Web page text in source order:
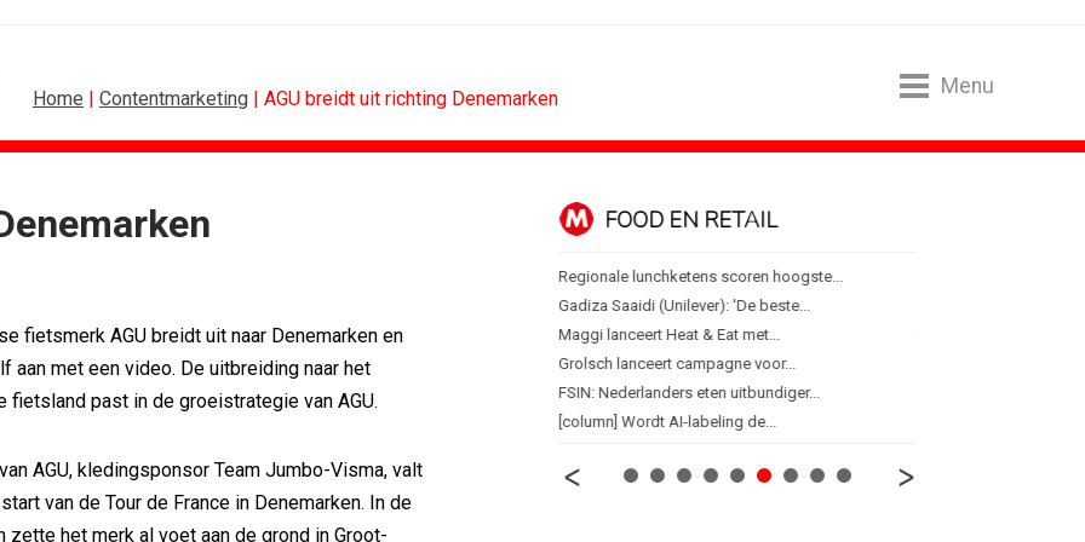
Home | Contentmarketing | AGU breidt uit richting Denemarken
Menu
fietsmerk AGU breidt uit naar Denemarken en
aan met een video. De uitbreiding naar het
fietsland past in de groeistrategie van AGU.
AGU, kledingsponsor Team Jumbo-Visma, valt
van de Tour de France in Denemarken. In de
zette het merk al voet aan de grond in Groot-
winnen...
Content...
met...
Blond Amsterdam ontwerpt...
Porsche kiest emotie boven features
KNVB toont Oranje-portretten in hart...
FOOD EN RETAIL
Regionale lunchketens scoren hoogste...
Gadiza Saaidi (Unilever): 'De beste...
Maggi lanceert Heat & Eat met...
Grolsch lanceert campagne voor...
FSIN: Nederlanders eten uitbundiger...
[column] Wordt AI-labeling de...